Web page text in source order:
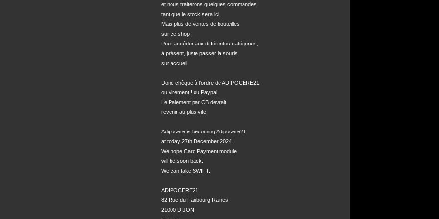
et nous traiterons quelques commandes
tant que le stock sera ici.
Mais plus de ventes de bouteilles
sur ce shop !
Pour accéder aux différentes catégories,
à présent, juste passer la souris
sur accueil.
Donc chèque à l'ordre de ADIPOCERE21
ou virement ! ou Paypal.
Le Paiement par CB devrait
revenir au plus vite.
Adipocere is becoming Adipocere21
at today 27th December 2024 !
We hope Card Payment module
will be soon back.
We can take SWIFT.
ADIPOCERE21
82 Rue du Faubourg Raines
21000 DIJON